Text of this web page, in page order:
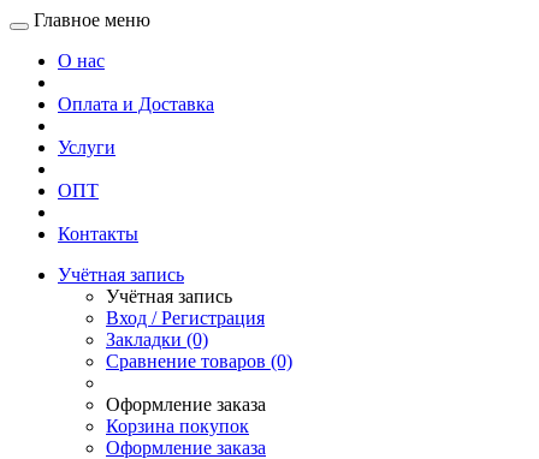
Главное меню
О нас
Оплата и Доставка
Услуги
ОПТ
Контакты
Учётная запись
Учётная запись
Вход / Регистрация
Закладки (0)
Сравнение товаров (0)
Оформление заказа
Корзина покупок
Оформление заказа